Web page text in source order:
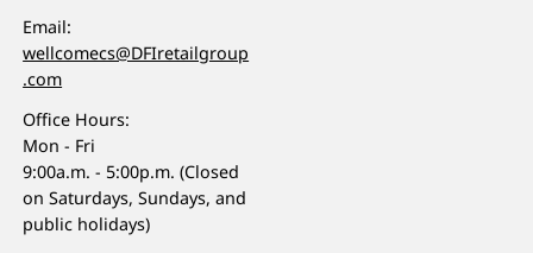
Email:
wellcomecs@DFIretailgroup
.com
Office Hours:
Mon - Fri
9:00a.m. - 5:00p.m. (Closed
on Saturdays, Sundays, and
public holidays)